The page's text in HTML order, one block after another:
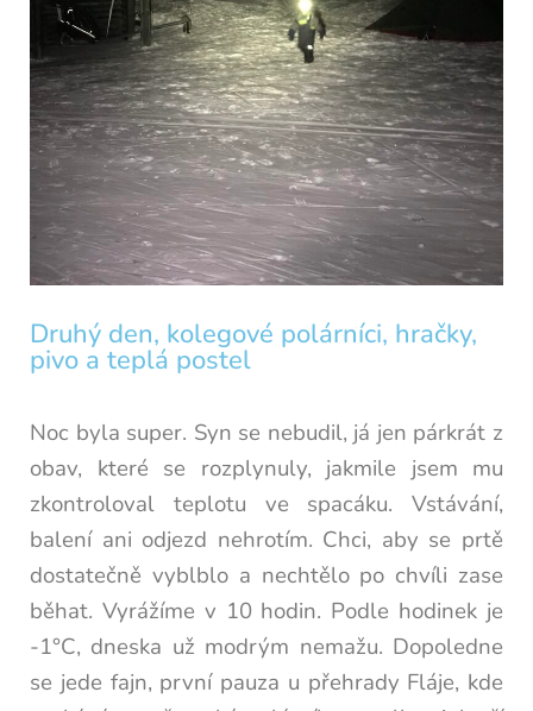
Druhý den, kolegové polárníci, hračky,
pivo a teplá postel
Noc byla super. Syn se nebudil, já jen párkrát z
obav, které se rozplynuly, jakmile jsem mu
zkontroloval teplotu ve spacáku. Vstávání,
balení ani odjezd nehrotím. Chci, aby se prtě
dostatečně vyblblo a nechtělo po chvíli zase
běhat. Vyrážíme v 10 hodin. Podle hodinek je
-1°C, dneska už modrým nemažu. Dopoledne
se jede fajn, první pauza u přehrady Fláje, kde